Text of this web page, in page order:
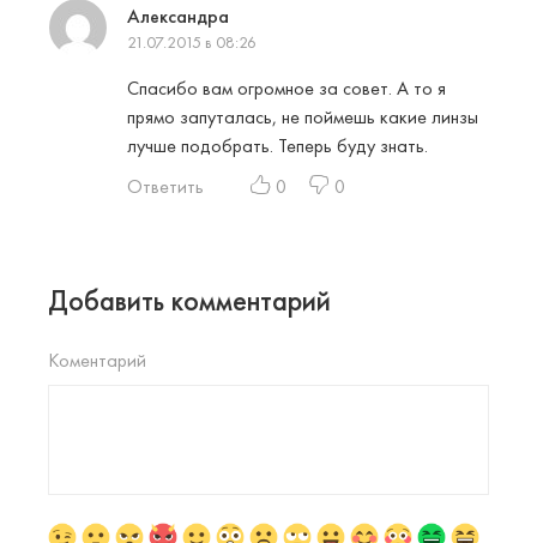
Александра
21.07.2015 в 08:26
Спасибо вам огромное за совет. А то я
прямо запуталась, не поймешь какие линзы
лучше подобрать. Теперь буду знать.
Ответить
0 0
Добавить комментарий
Коментарий